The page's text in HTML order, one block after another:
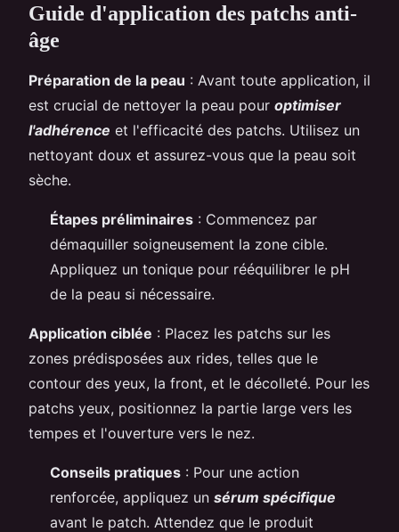
Guide d'application des patchs anti-
âge
Préparation de la peau : Avant toute application, il
est crucial de nettoyer la peau pour optimiser
l'adhérence et l'efficacité des patchs. Utilisez un
nettoyant doux et assurez-vous que la peau soit
sèche.
Étapes préliminaires : Commencez par
démaquiller soigneusement la zone cible.
Appliquez un tonique pour rééquilibrer le pH
de la peau si nécessaire.
Application ciblée : Placez les patchs sur les
zones prédisposées aux rides, telles que le
contour des yeux, la front, et le décolleté. Pour les
patchs yeux, positionnez la partie large vers les
tempes et l'ouverture vers le nez.
Conseils pratiques : Pour une action
renforcée, appliquez un sérum spécifique
avant le patch. Attendez que le produit